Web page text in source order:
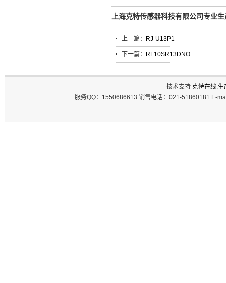
上海克特传感器科技有限公司专业
上一篇： RJ-U13P1
下一篇： RF10SR13DNO
技术支持 克特在线.生
服务QQ：1550686613.销售电话：021-51860181.E-